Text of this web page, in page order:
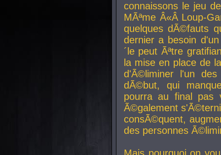
connaissons le jeu
MÃªme Â«Â Loup-
quelques dÃ©fauts
dernier a besoin
´le peut Ãªtre
la mise en place de
d'Ã©liminer l'un
dÃ©but, qui
pourra au final pas
Ã©galement
consÃ©quent,
des personnes